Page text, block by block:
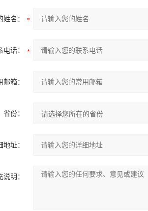
姓名：
电话：
邮箱：
省份：
地址：
说明：